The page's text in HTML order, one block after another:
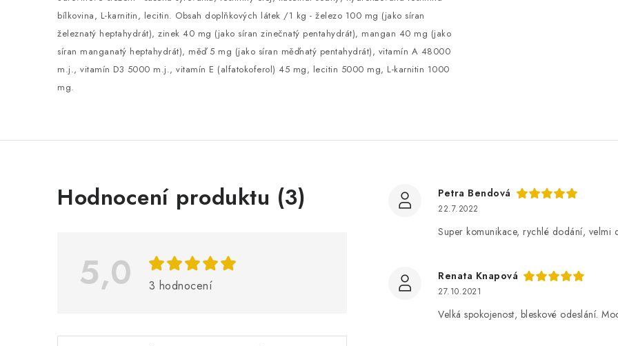
bílkovina, L-karnitin, lecitin. Obsah doplňkových látek /1 kg - železo 100 mg (jako síran
železnatý heptahydrát), zinek 40 mg (jako síran zinečnatý pentahydrát), mangan 40 mg (jako
síran manganatý heptahydrát), měď 5 mg (jako síran měďnatý pentahydrát), vitamín A 48000
m.j., vitamín D3 5000 m.j., vitamín E (alfatokoferol) 45 mg, lecitin 5000 mg, L-karnitin 1000
mg.
Hodnocení produktu (3)
5,0 3 hodnocení
V
o
Petra Bendová
22.7.2022
Super komunikace, rychlé dodání, velmi
Renata Knapová
27.10.2021
Velká spokojenost, bleskové odeslání.